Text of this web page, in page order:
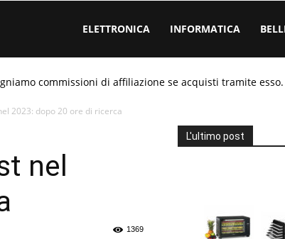
ELETTRONICA INFORMATICA
commissioni di affiliazione se acquisti tramite esso.
2023: dopo 20 ore di ricerca
nel
1369
L'ultimo post